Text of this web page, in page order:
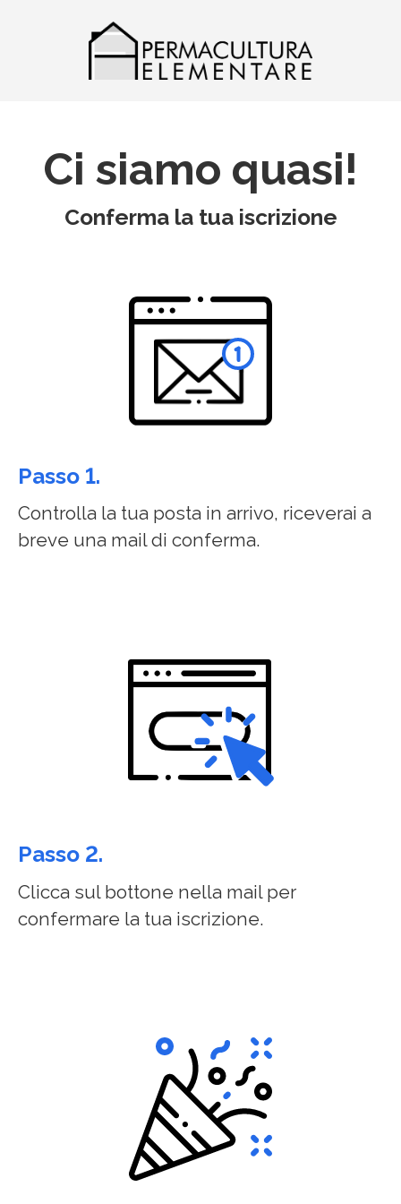
Ci siamo quasi!
Conferma la tua iscrizione
Passo 1.
Controlla la tua posta in arrivo, riceverai a
breve una mail di conferma.
Passo 2.
Clicca sul bottone nella mail per
confermare la tua iscrizione.